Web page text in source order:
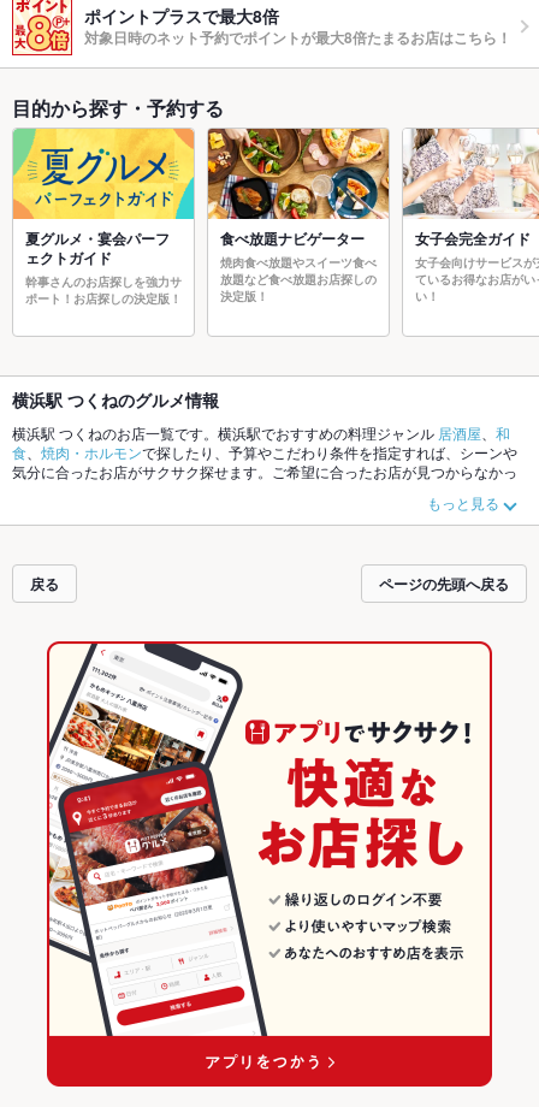
ポイントプラスで最大8倍
対象日時のネット予約でポイントが最大8倍たまるお店はこちら！
目的から探す・予約する
夏グルメ・宴会パーフ
ェクトガイド
幹事さんのお店探しを強力サ
ポート！お店探しの決定版！
食べ放題ナビゲーター
焼肉食べ放題やスイーツ食べ
放題など食べ放題お店探しの
決定版！
女子会完全ガイド
女子会向けサービスが
ているお得なお店がい
い！
横浜駅 つくねのグルメ情報
横浜駅 つくねのお店一覧です。横浜駅でおすすめの料理ジャンル 居酒屋
和
食
焼肉・ホルモンで探したり、予算やこだわり条件を指定すれば、シーンや
気分に合ったお店がサクサク探せます。ご希望に合ったお店が見つからなかっ
トペッパーグルメなら、お得なクーポンはもちろん、こだわりメニューからあ
げ、お茶漬け、馬刺しや季節のおすすめ料理など、お店の最新情報をご紹介し
す。友達どうしの飲み会にも、会社の宴会にも、デートやパーティーにもお得
に便利にホットペッパーグルメをご利用ください。
もっと見る
戻る ページの先頭へ戻る